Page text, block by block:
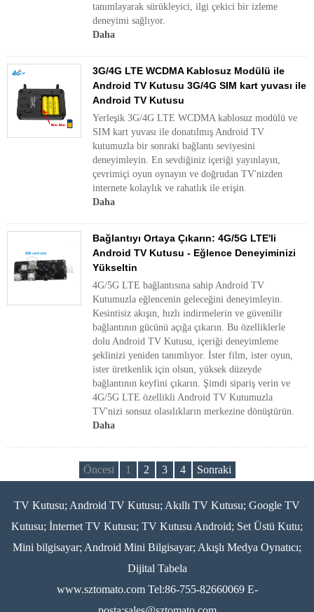
tanımlayarak sürükleyici, ilgi çekici bir izleme
deneyimi sağlıyor.
Daha
3G/4G LTE WCDMA Kablosuz Modülü ile
Android TV Kutusu 3G/4G SIM kart yuvası ile
Android TV Kutusu
Yerleşik 3G/4G LTE WCDMA kablosuz modülü ve
SIM kart yuvası ile donatılmış Android TV
kutumuzla bir sonraki bağlantı seviyesini
deneyimleyin. En sevdiğiniz içeriği yayınlayın,
çevrimiçi oyun oynayın ve doğrudan TV'nizden
internete kolaylık ve rahatlık ile erişin.
Daha
Bağlantıyı Ortaya Çıkarın: 4G/5G LTE'li
Android TV Kutusu - Eğlence Deneyiminizi
Yükseltin
4G/5G LTE bağlantısına sahip Android TV
Kutumuzla eğlencenin geleceğini deneyimleyin.
Kesintisiz akışın, hızlı indirmelerin ve güvenilir
bağlantının gücünü açığa çıkarın. Bu özelliklerle
dolu Android TV Kutusu, içeriği deneyimleme
şeklinizi yeniden tanımlıyor. İster film, ister oyun,
ister üretkenlik için olsun, yüksek düzeyde
bağlantının keyfini çıkarın. Şimdi sipariş verin ve
4G/5G LTE özellikli Android TV Kutumuzla
TV'nizi sonsuz olasılıkların merkezine dönüştürün.
Daha
Öncesi 1 2 3 4 Sonraki
TV Kutusu; Android TV Kutusu; Akıllı TV Kutusu; Google TV
Kutusu; İnternet TV Kutusu; TV Kutusu Android; Set Üstü Kutu;
Mini bilgisayar; Android Mini Bilgisayar; Akışlı Medya Oynatıcı;
Dijital Tabela
www.sztomato.comTel:86-755-82660069 E-